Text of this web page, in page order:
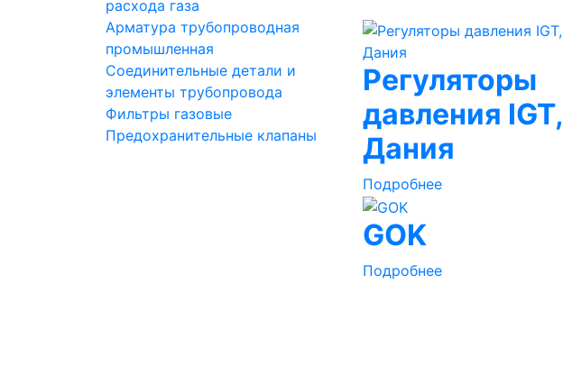
расхода газа
Арматура трубопроводная
промышленная
Соединительные детали и
элементы трубопровода
Фильтры газовые
Предохранительные клапаны
Регуляторы
давления IGT,
Дания
Подробнее
GOK
Подробнее